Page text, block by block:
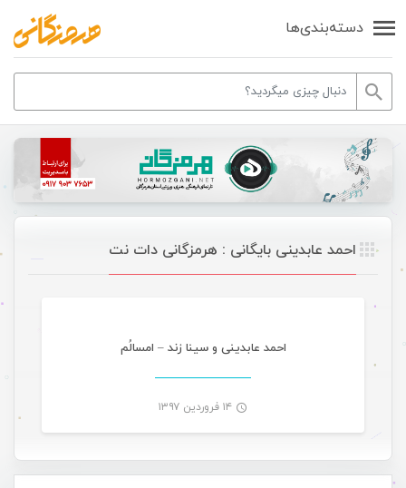
دسته‌بندی‌ها
احمد عابدینی بایگانی : هرمزگانی دات نت
احمد عابدینی و سینا زند – امسالُم
۱۴ فروردین ۱۳۹۷